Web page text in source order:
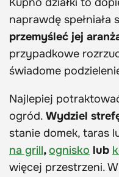
naprawdę spełniała
przemyśleć jej
przypadkowe
świadome
Najlepiej
ogród. Wydziel
stanie domek, taras
na grill,ognisko lub
więcej przestrzeni.